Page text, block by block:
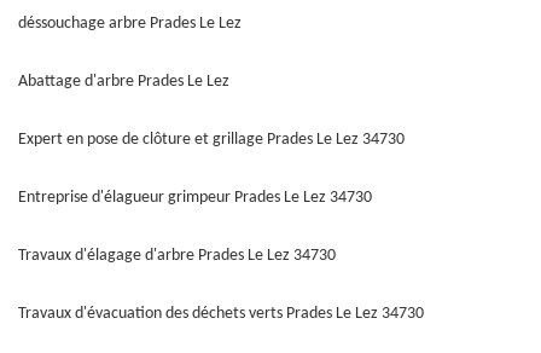
déssouchage arbre Prades Le Lez
Abattage d'arbre Prades Le Lez
Expert en pose de clôture et grillage Prades Le Lez 34730
Entreprise d'élagueur grimpeur Prades Le Lez 34730
Travaux d'élagage d'arbre Prades Le Lez 34730
Travaux d'évacuation des déchets verts Prades Le Lez 34730